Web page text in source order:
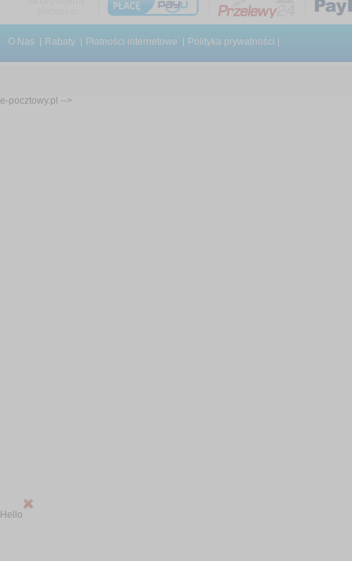
O Nas Rabaty Płatności internetowe Polityka prywatności
e-pocztowy.pl -->
Hello